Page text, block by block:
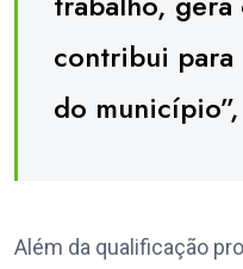
contribui para
do
Além da qualificação